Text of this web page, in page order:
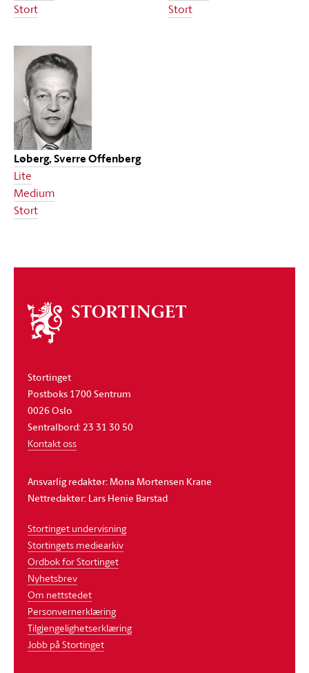
Stort
Stort
Løberg, Sverre Offenberg
Lite
Medium
Stort
Om
stortinget
Stortinget
Postboks 1700 Sentrum
0026 Oslo
Sentralbord: 23 31 30 50
Kontakt oss
Ansvarlig redaktør: Mona Mortensen Krane
Nettredaktør: Lars Henie Barstad
Stortinget undervisning
Stortingets mediearkiv
Ordbok for Stortinget
Nyhetsbrev
Om nettstedet
Personvernerklæring
Tilgjengelighetserklæring
Jobb på Stortinget